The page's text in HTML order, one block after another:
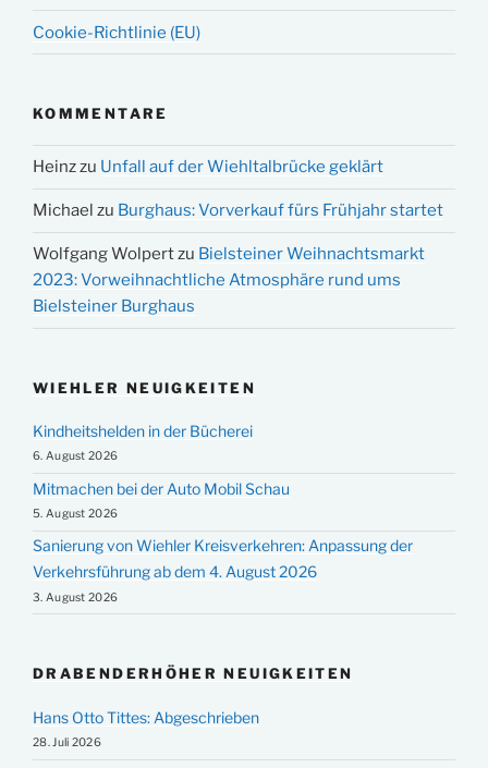
Cookie-Richtlinie (EU)
KOMMENTARE
Heinzzu Unfall auf der Wiehltalbrücke geklärt
Michael zu Burghaus: Vorverkauf fürs Frühjahr startet
Wolfgang Wolpertzu Bielsteiner Weihnachtsmarkt
2023: Vorweihnachtliche Atmosphäre rund ums
Bielsteiner Burghaus
WIEHLER NEUIGKEITEN
Kindheitshelden in der Bücherei
6. August 2026
Mitmachen bei der Auto Mobil Schau
5. August 2026
Sanierung von Wiehler Kreisverkehren: Anpassung der
Verkehrsführung ab dem 4. August 2026
3. August 2026
DRABENDERHÖHER NEUIGKEITEN
Hans Otto Tittes: Abgeschrieben
28. Juli 2026